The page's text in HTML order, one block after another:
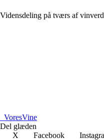
Vidensdeling på tværs af
VoresVine
Del glæden
X
Facebook